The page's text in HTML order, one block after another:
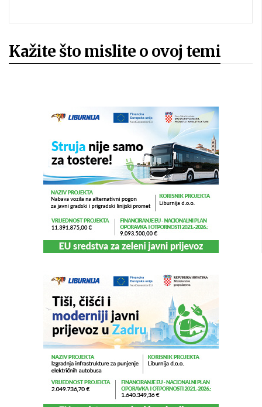
Kažite što mislite o ovoj temi